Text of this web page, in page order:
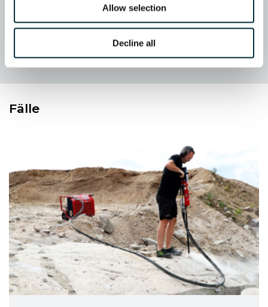
Allow selection
Decline all
Möchten Sie auch dieArbeitseffizienz
in Ihren CIPP-Projektenverbessern?
mehr über bypass pumpen erfahren
Fälle